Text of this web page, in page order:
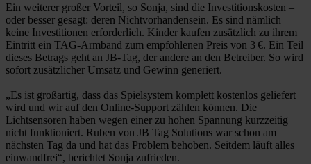
Ein weiterer großer Vorteil, so Sonja, sind die Investitionskosten –
oder besser gesagt: deren Nichtvorhandensein. Es sind nämlich
keine Investitionen erforderlich. Kinder kaufen zusätzlich zu ihrem
Eintritt ein TAG-Armband zum empfohlenen Preis von 3 €. Ein Teil
dieses Betrags geht an JB-Tag, der andere an den Betreiber. So wird
sofort zusätzlicher Umsatz und Gewinn generiert.
„Es ist großartig, dass das Spielsystem komplett kostenlos geliefert
wird und wir auf den Online-Support zählen können. Die
Lichtsensoren haben wegen einer zu hohen Spannung kurzzeitig
nicht funktioniert. Ruben von JB Tag Solutions war schon am
nächsten Tag da und hat das Problem behoben. Seitdem läuft alles
einwandfrei“, berichtet Sonja zufrieden.